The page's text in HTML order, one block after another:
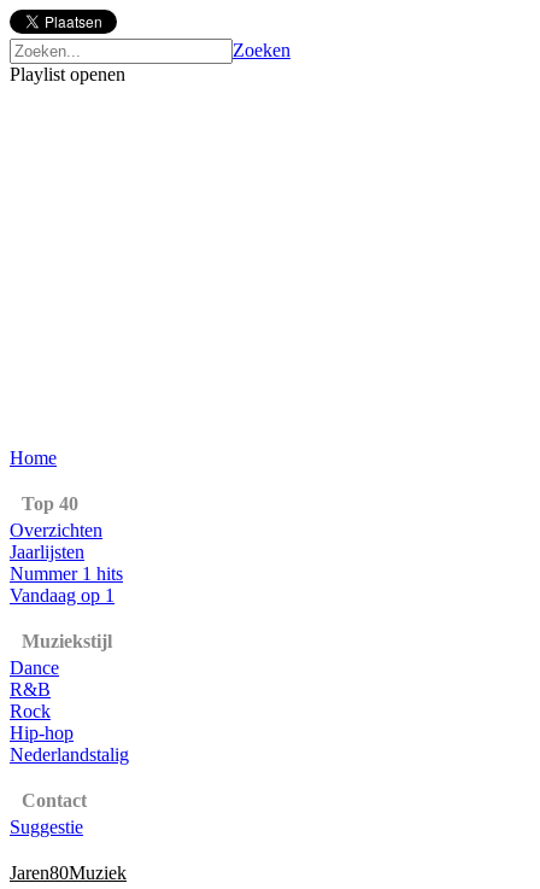
Zoeken
Playlist openen
Home
Top 40
Overzichten
Jaarlijsten
Nummer 1 hits
Vandaag op 1
Muziekstijl
Dance
R&B
Rock
Hip-hop
Nederlandstalig
Contact
Suggestie
Jaren80Muziek